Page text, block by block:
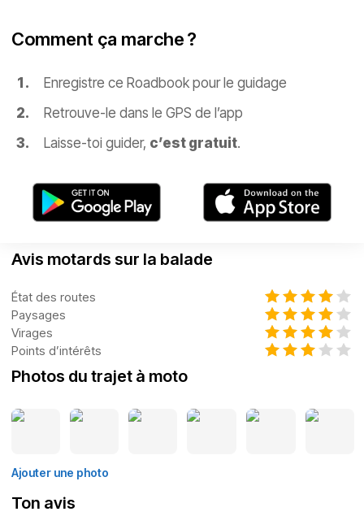
Comment ça marche ?
Enregistre ce Roadbook pour le guidage
Retrouve-le dans le GPS de l’app
Laisse-toi guider, c’est gratuit.
Avis motards sur la balade
État des routes
Paysages
Virages
Points d’intérêts
Photos du trajet à moto
Ajouter une photo
Ton avis